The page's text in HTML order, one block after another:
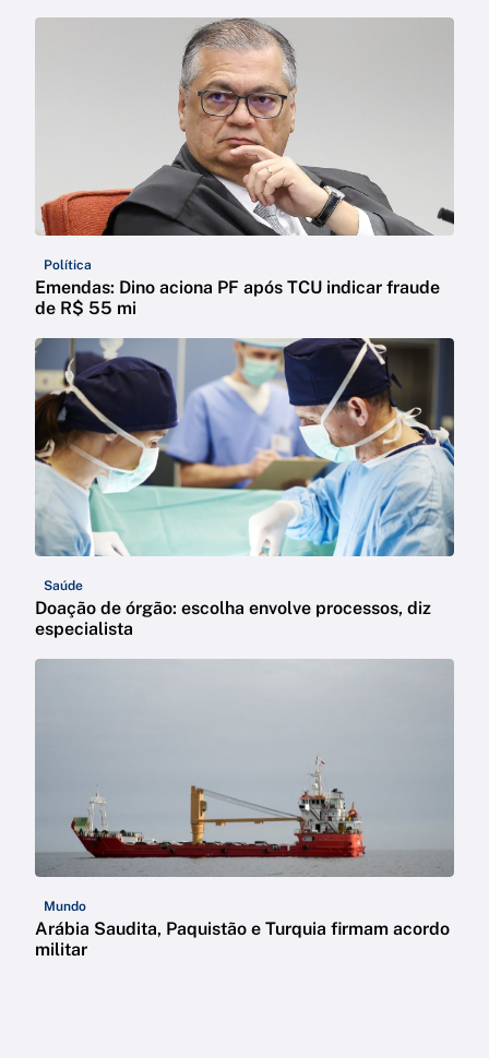
Política
Emendas: Dino aciona PF após TCU indicar fraude
de R$ 55 mi
Saúde
Doação de órgão: escolha envolve processos, diz
especialista
Mundo
Arábia Saudita, Paquistão e Turquia firmam acordo
militar